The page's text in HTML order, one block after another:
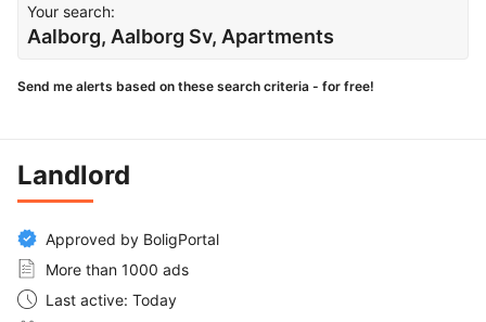
Your search:
Aalborg, Aalborg Sv, Apartments
Send me alerts based on these search criteria - for free!
Landlord
Approved by BoligPortal
More than 1000 ads
Last active: Today